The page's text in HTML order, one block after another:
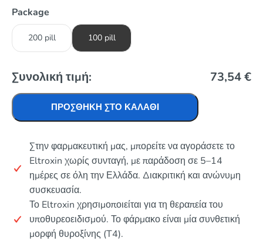
Package
200 pill 100 pill
Συνολική τιμή: 73,54€
ΠΡΟΣΘΉΚΗ ΣΤΟ ΚΑΛΆΘΙ
Στην φαρμακευτική μας, μπορείτε να αγοράσετε το
Eltroxin χωρίς συνταγή, με παράδοση σε 5–14
ημέρες σε όλη την Ελλάδα. Διακριτική και ανώνυμη
συσκευασία.
Το Eltroxin χρησιμοποιείται για τη θεραπεία του
υποθυρεοειδισμού. Το φάρμακο είναι μία συνθετική
μορφή θυροξίνης (T4).